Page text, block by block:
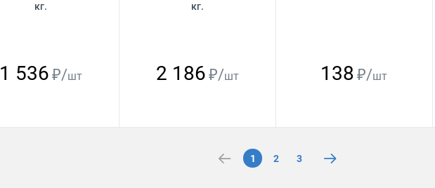
кг.
1 536 ₽/шт
кг.
2 186 ₽/шт 138 ₽/шт
1 2 3